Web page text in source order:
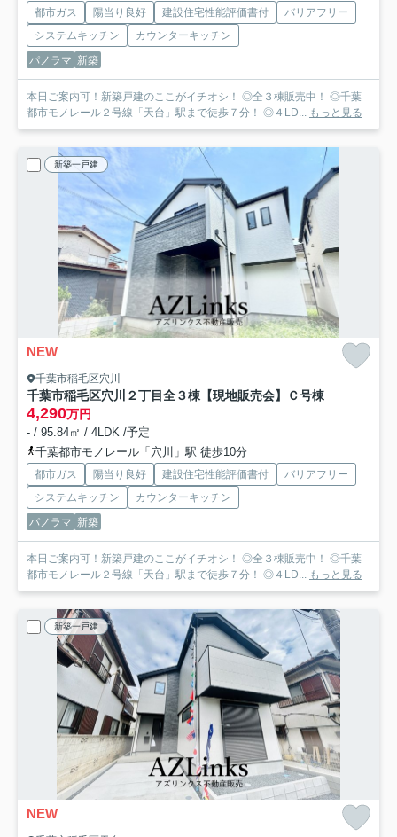
都市ガス 陽当り良好 建設住宅性能評価書付
バリアフリー
システムキッチン
カウンターキッチン
パノラマ 新築
本日ご案内可！新築戸建のここがイチオシ！ ◎全３棟販売中！ ◎千葉
都市モノレール２号線「天台」駅まで徒歩７分！ ◎４LD... もっと見る
新築一戸建
NEW
千葉市稲毛区穴川
千葉市稲毛区穴川２丁目全３棟【現地販売会】 Ｃ号棟
4,290万円
- / 95.84㎡ / 4LDK /予定
千葉都市モノレール「穴川」駅 徒歩10分
都市ガス 陽当り良好 建設住宅性能評価書付
バリアフリー
システムキッチン
カウンターキッチン
パノラマ 新築
本日ご案内可！新築戸建のここがイチオシ！ ◎全３棟販売中！ ◎千葉
都市モノレール２号線「天台」駅まで徒歩７分！ ◎４LD... もっと見る
新築一戸建
NEW